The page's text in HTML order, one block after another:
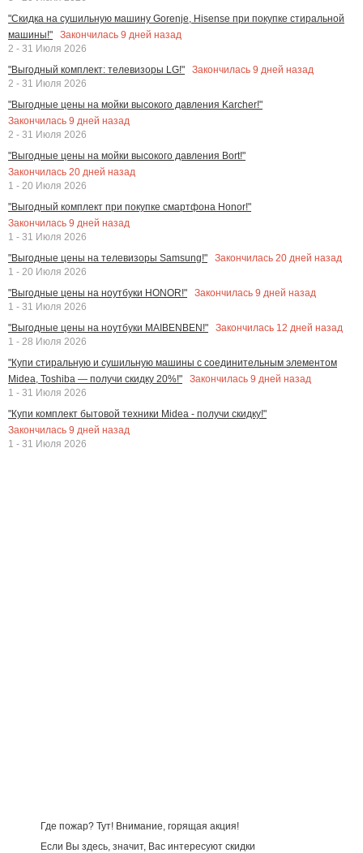
"Скидка на сушильную машину Gorenje, Hisense при покупке стиральной
машины!"
Закончилась 9 дней назад
2 - 31 Июля 2026
"Выгодный комплект: телевизоры LG!"
Закончилась 9 дней назад
2 - 31 Июля 2026
"Выгодные цены на мойки высокого давления Karcher!"
Закончилась 9 дней назад
2 - 31 Июля 2026
"Выгодные цены на мойки высокого давления Bort!"
Закончилась 20 дней назад
1 - 20 Июля 2026
"Выгодный комплект при покупке смартфона Honor!"
Закончилась 9 дней назад
1 - 31 Июля 2026
"Выгодные цены на телевизоры Samsung!"
Закончилась 20 дней назад
1 - 20 Июля 2026
"Выгодные цены на ноутбуки HONOR!"
Закончилась 9 дней назад
1 - 31 Июля 2026
"Выгодные цены на ноутбуки MAIBENBEN!"
Закончилась 12 дней назад
1 - 28 Июля 2026
"Купи стиральную и сушильную машины с соединительным элементом
Midea, Toshiba — получи скидку 20%!"
Закончилась 9 дней назад
1 - 31 Июля 2026
"Купи комплект бытовой техники Midea - получи скидку!"
Закончилась 9 дней назад
1 - 31 Июля 2026
Где пожар? Тут! Внимание, горящая акция!
Если Вы здесь, значит, Вас интересуют скидки